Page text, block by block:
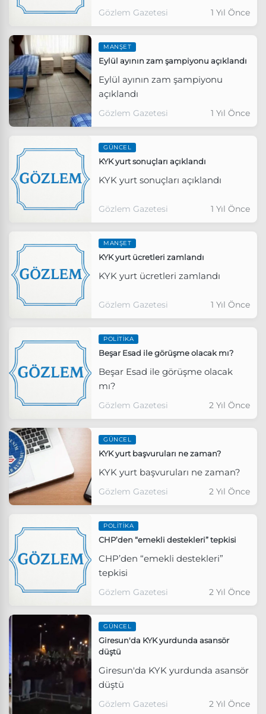
Gözlem Gazetesi 1 Yıl Önce
MANŞET
Eylül ayının zam şampiyonu açıklandı
Eylül ayının zam şampiyonu
açıklandı
Gözlem Gazetesi 1 Yıl Önce
GÜNCEL
KYK yurt sonuçları açıklandı
KYK yurt sonuçları açıklandı
Gözlem Gazetesi 1 Yıl Önce
MANŞET
KYK yurt ücretleri zamlandı
KYK yurt ücretleri zamlandı
Gözlem Gazetesi 1 Yıl Önce
POLITIKA
Beşar Esad ile görüşme olacak mı?
Beşar Esad ile görüşme olacak
mı?
Gözlem Gazetesi 2 Yıl Önce
GÜNCEL
KYK yurt başvuruları ne zaman?
KYK yurt başvuruları ne zaman?
Gözlem Gazetesi 2 Yıl Önce
POLITIKA
CHP’den “emekli destekleri” tepkisi
CHP’den “emekli destekleri”
tepkisi
Gözlem Gazetesi 2 Yıl Önce
GÜNCEL
Giresun'da KYK yurdunda asansör
düştü
Giresun'da KYK yurdunda asansör
düştü
Gözlem Gazetesi 2 Yıl Önce